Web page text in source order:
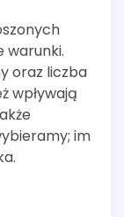
warunki.
oraz liczba
wpływają
im